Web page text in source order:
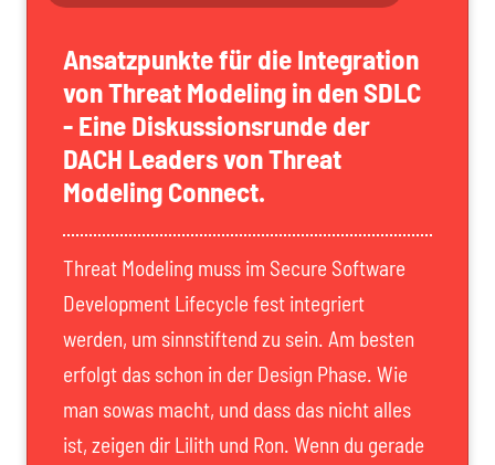
Ansatzpunkte für die Integration
von Threat Modeling in den SDLC
- Eine Diskussionsrunde der
DACH Leaders von Threat
Modeling Connect.
Threat Modeling muss im Secure Software
Development Lifecycle fest integriert
werden, um sinnstiftend zu sein. Am besten
erfolgt das schon in der Design Phase. Wie
man sowas macht, und dass das nicht alles
ist, zeigen dir Lilith und Ron. Wenn du gerade